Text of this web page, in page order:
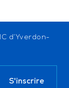
d’Yverdon-